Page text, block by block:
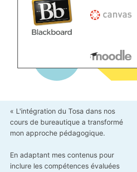
« L'intégration du Tosa dans nos
cours de bureautique a transformé
mon approche pédagogique.
En adaptant mes contenus pour
inclure les compétences évaluées